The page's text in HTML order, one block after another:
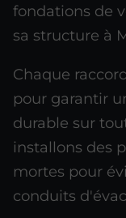
fondations de
sa structure à
Chaque
pour garantir
durable sur
installons des
mortes pour
conduits